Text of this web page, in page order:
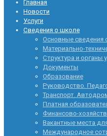
Главная
Новости
Услуги
Сведения о школе
Основные сведения
Материально-
Структура и органы
Документы
Образование
Руководство.
Транспорт.
Платная
Финансово-
Вакантные места
Международное